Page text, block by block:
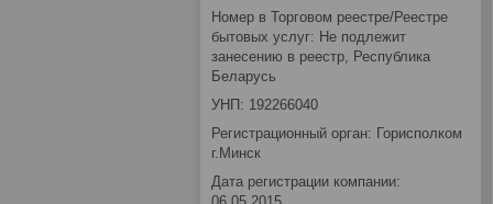
Номер в Торговом реестре/Реестре
бытовых услуг: Не подлежит
занесению в реестр, Республика
Беларусь
УНП: 192266040
Регистрационный орган: Горисполком
г.Минск
Дата регистрации компании: